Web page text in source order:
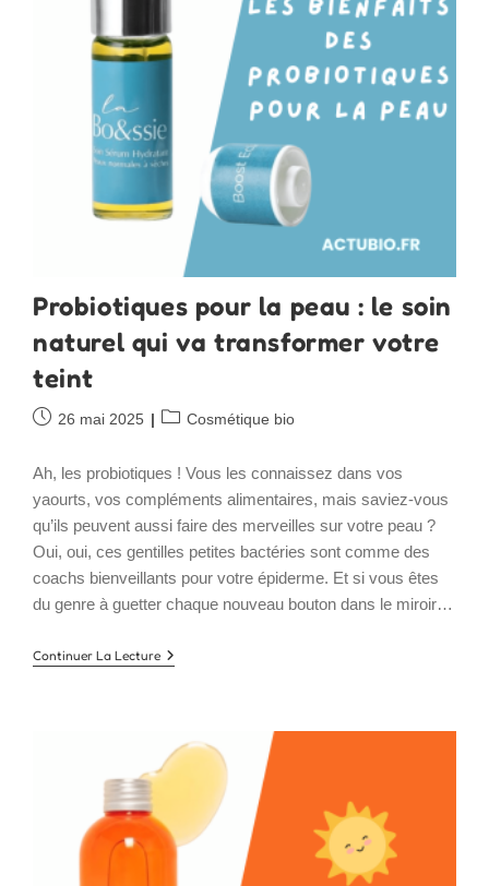
Probiotiques pour la peau : le soin
naturel qui va transformer votre
teint
Publication
26 mai 2025
PostCosmétique bio
Ah, les probiotiques ! Vous les connaissez dans vos
yaourts, vos compléments alimentaires, mais saviez-vous
qu’ils peuvent aussi faire des merveilles sur votre peau ?
Oui, oui, ces gentilles petites bactéries sont comme des
coachs bienveillants pour votre épiderme. Et si vous êtes
du genre à guetter chaque nouveau bouton dans le miroir…
Continuer La LectureProbiotiques
Pour
Soin
Naturel
Transformer
Votre